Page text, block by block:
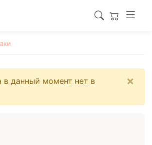
в данный момент нет в
×